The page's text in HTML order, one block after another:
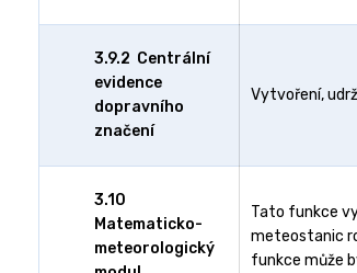
3.9.2 Centrální
evidence
dopravního
značení
Vytvoření,
3.10
Matematicko-
meteorologický
Tato funkce
meteostanic
funkce může